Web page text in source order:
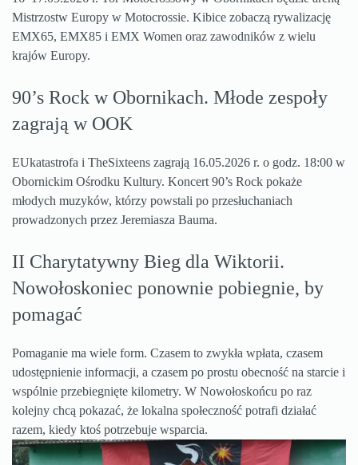
Mistrzostw Europy w Motocrossie. Kibice zobaczą rywalizację
EMX65, EMX85 i EMX Women oraz zawodników z wielu
krajów Europy.
90’s Rock w Obornikach. Młode zespoły
zagrają w OOK
EUkatastrofa i TheSixteens zagrają 16.05.2026 r. o godz. 18:00 w
Obornickim Ośrodku Kultury. Koncert 90’s Rock pokaże
młodych muzyków, którzy powstali po przesłuchaniach
prowadzonych przez Jeremiasza Bauma.
II Charytatywny Bieg dla Wiktorii.
Nowołoskoniec ponownie pobiegnie, by
pomagać
Pomaganie ma wiele form. Czasem to zwykła wpłata, czasem
udostępnienie informacji, a czasem po prostu obecność na starcie i
wspólnie przebiegnięte kilometry. W Nowołoskońcu po raz
kolejny chcą pokazać, że lokalna społeczność potrafi działać
razem, kiedy ktoś potrzebuje wsparcia.